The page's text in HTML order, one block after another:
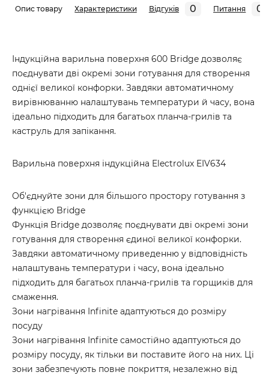
Опис товару Характеристики Відгуків 0 Питання 0
Індукційна варильна поверхня 600 Bridge дозволяє
поєднувати дві окремі зони готування для створення
однієї великої конфорки. Завдяки автоматичному
вирівнюванню налаштувань температури й часу, вона
ідеально підходить для багатьох планча-грилів та
каструль для запікання.
Варильна поверхня індукційна Electrolux EIV634
Об'єднуйте зони для більшого простору готування з
функцією Bridge
Функція Bridge дозволяє поєднувати дві окремі зони
готування для створення єдиної великої конфорки.
Завдяки автоматичному приведенню у відповідність
налаштувань температури і часу, вона ідеально
підходить для багатьох планча-грилів та горщиків для
смаження.
Зони нагрівання Infinite адаптуються до розміру
посуду
Зони нагрівання Infinite самостійно адаптуються до
розміру посуду, як тільки ви поставите його на них. Ці
зони забезпечують повне покриття, незалежно від